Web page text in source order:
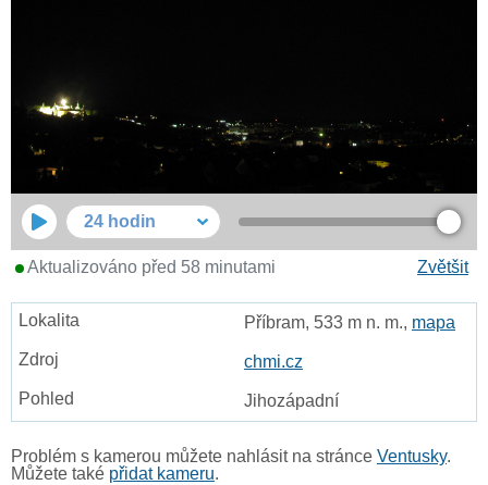
24 hodin
Zvětšit
Aktualizováno před 58 minutami
Příbram, 533 m n. m., mapa
chmi.cz
Jihozápadní
Problém s kamerou můžete nahlásit na stránce Ventusky.
Můžete také přidat kameru.